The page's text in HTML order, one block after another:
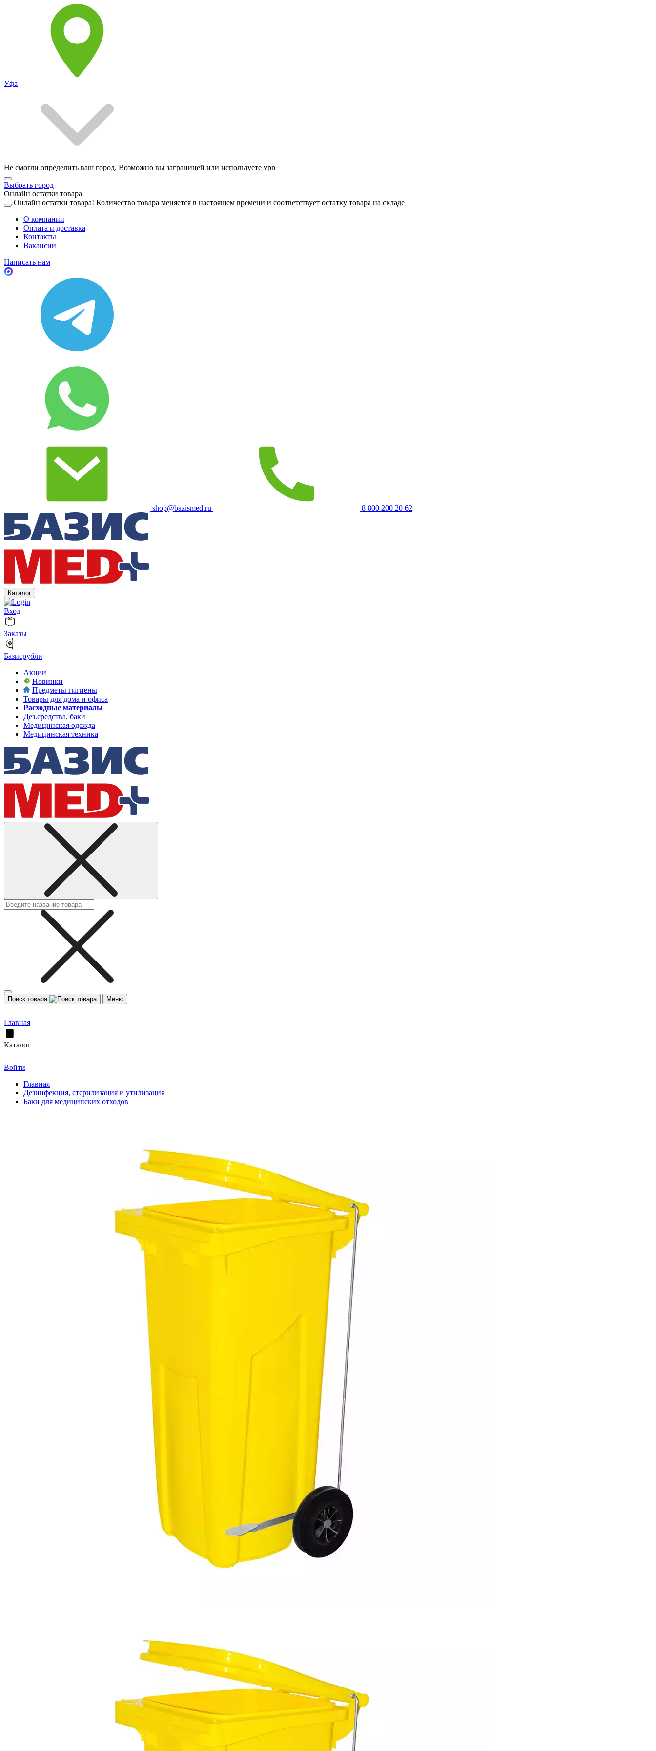
Уфа
Не смогли определить ваш город. Возможно вы заграницей или используете vpn
Выбрать город
Онлайн остатки товара
Онлайн остатки товара! Количество товара меняется в настоящем времени и соответствует остатку товара на складе
О компании
Оплата и доставка
Контакты
Вакансии
Написать нам
shop@bazismed.ru 8 800 200 20 62
Каталог
Вход
Заказы
Базисрубли
Акции
Новинки
Предметы гигиены
Товары для дома и офиса
Расходные материалы
Дез.средства, баки
Медицинская одежда
Медицинская техника
Поиск товара Меню
Главная
Каталог
Войти
Главная
Дезинфекция, стерилизация и утилизация
Баки для медицинских отходов